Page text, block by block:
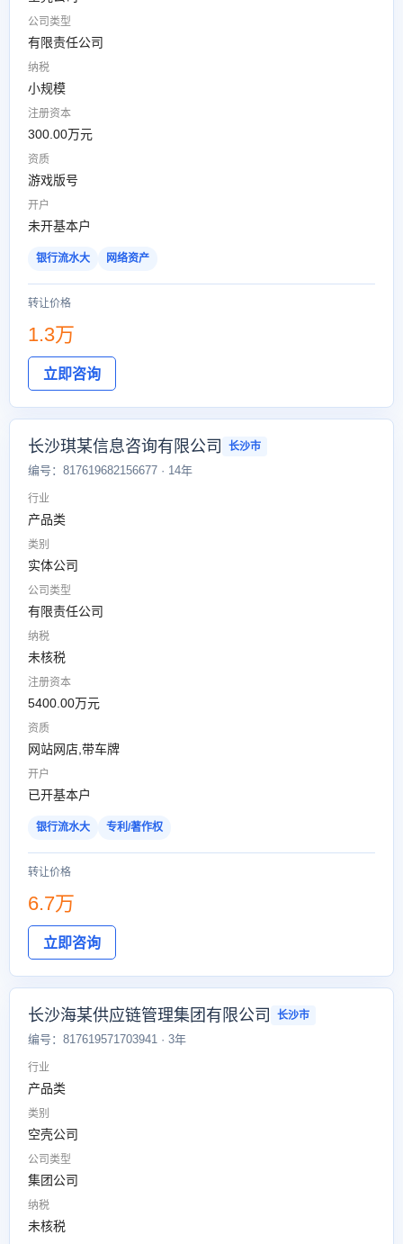
公司类型
有限责任公司
纳税
小规模
注册资本
300.00万元
资质
游戏版号
开户
未开基本户
银行流水大 网络资产
转让价格
1.3万
立即咨询
长沙琪某信息咨询有限公司 长沙市
编号：817619682156677 · 14年
行业
产品类
类别
实体公司
公司类型
有限责任公司
纳税
未核税
注册资本
5400.00万元
资质
网站网店,带车牌
开户
已开基本户
银行流水大 专利/著作权
转让价格
6.7万
立即咨询
长沙海某供应链管理集团有限公司 长沙市
编号：817619571703941 · 3年
行业
产品类
类别
空壳公司
公司类型
集团公司
纳税
未核税